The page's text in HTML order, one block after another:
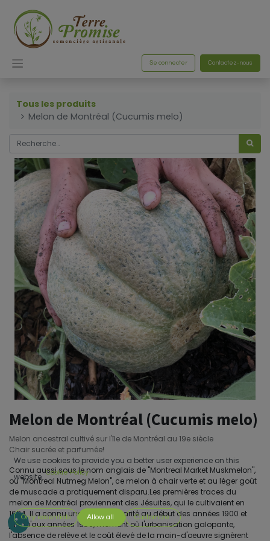
Se connecter Contactez-nous
Tous les produits
Melon de Montréal (Cucumis melo)
Melon de Montréal (Cucumis melo)
Melon ancestral cultivé sur l'île de Montréal au 19e siècle
Chair sucrée et parfumée!
Connu aussi sous le nom anglais de "Montreal Market Muskmelon",
ou "Montreal Nutmeg Melon", ce melon à chair verte et au léger goût
de muscade a pratiquement disparu.Les premières traces du
melon de Montréal proviennent des Jésuites, qui le cultivaient en
1684. Il a connu une forte popularité au début des années 1900 et
jusqu'aux années 1950, moment où l'urbanisation galopante,
l'absence de relève et le coût élevé de la main-d'oeuvre signèrent
We use cookies to provide you a better user experience on this
website. Cookie Policy
Only essentials Allow all Customize